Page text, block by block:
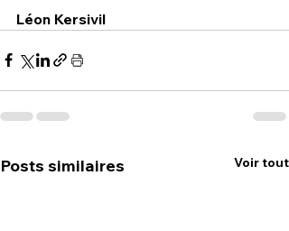
Léon Kersivil
Posts similaires Voir tout